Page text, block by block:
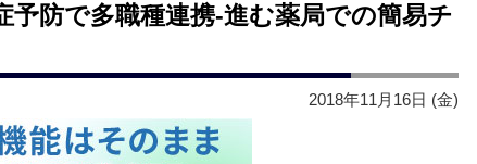
予防で多職種連携‐進む薬局での簡易チ
2018年11月16日 (金)